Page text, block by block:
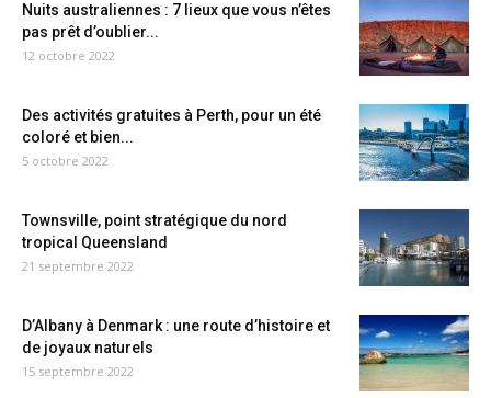
Nuits australiennes : 7 lieux que vous n’êtes
pas prêt d’oublier...
12 octobre 2022
Des activités gratuites à Perth, pour un été
coloré et bien...
5 octobre 2022
Townsville, point stratégique du nord
tropical Queensland
21 septembre 2022
D’Albany à Denmark : une route d’histoire et
de joyaux naturels
15 septembre 2022